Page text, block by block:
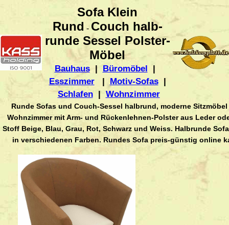
Sofa Klein
Rund - Couch halb-
runde Sessel Polster-
Möbel
Bauhaus| Büromöbel |
Esszimmer| Motiv-Sofas|
Schlafen| Wohnzimmer
Runde Sofas und Couch-Sessel halbrund, moderne
Wohnzimmer mit Arm- und Rückenlehnen-Polster aus Leder
Stoff Beige, Blau, Grau, Rot, Schwarz und Weiss. Halbrunde
in verschiedenen Farben. Rundes Sofa preis-günstig online